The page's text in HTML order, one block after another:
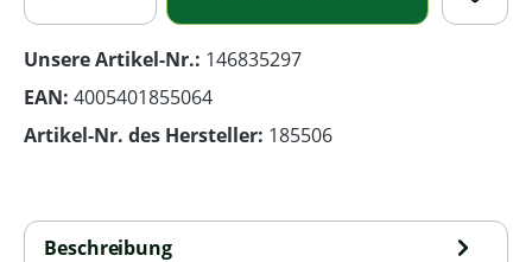
Unsere Artikel-Nr.: 146835297
EAN: 4005401855064
Artikel-Nr. des Hersteller: 185506
Beschreibung